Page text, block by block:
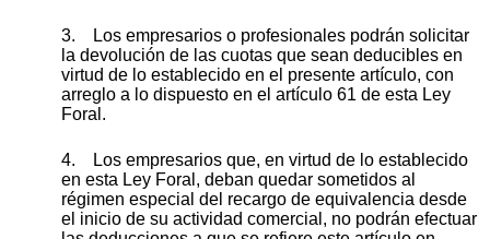
3. Los empresarios o profesionales podrán solicitar
la devolución de las cuotas que sean deducibles en
virtud de lo establecido en el presente artículo, con
arreglo a lo dispuesto en el artículo 61 de esta Ley
Foral.
4. Los empresarios que, en virtud de lo establecido
en esta Ley Foral, deban quedar sometidos al
régimen especial del recargo de equivalencia desde
el inicio de su actividad comercial, no podrán efectuar